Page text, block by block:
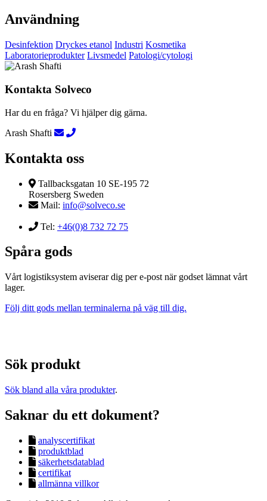
Användning
Desinfektion Dryckes etanol Industri Kosmetika
Laboratorieprodukter Livsmedel Patologi/cytologi
Kontakta Solveco
Har du en fråga? Vi hjälper dig gärna.
Arash Shafti
Kontakta oss
Tallbacksgatan 10 SE-195 72
Rosersberg Sweden
Mail: info@solveco.se
Tel: +46(0)8 732 72 75
Spåra gods
Vårt logistiksystem aviserar dig per e-post när godset lämnat vårt
lager.
Följ ditt gods mellan terminalerna på väg till dig.
Sök produkt
Sök bland alla våra produkter.
Saknar du ett dokument?
analyscertifikat
produktblad
säkerhetsdatablad
certifikat
allmänna villkor